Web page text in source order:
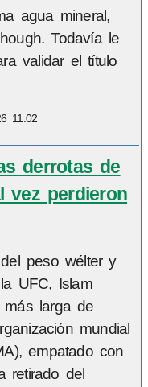
agua mineral,
Todavía le
validar el título
11:02
derrotas de
vez perdieron
peso wélter y
UFC, Islam
larga de
mundial
empatado con
retirado del